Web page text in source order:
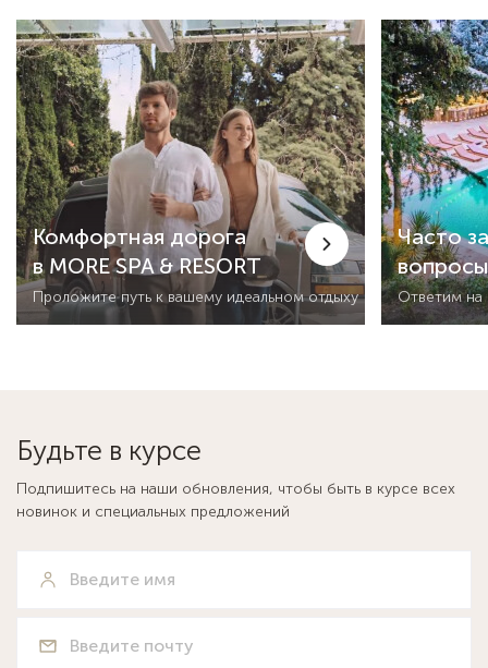
Комфортная дорога
в MORE SPA & RESORT
Проложите путь к вашему идеальном отдыху
Часто
вопросы
Ответим на
Будьте в курсе
Подпишитесь на наши обновления, чтобы быть в курсе всех
новинок и специальных предложений